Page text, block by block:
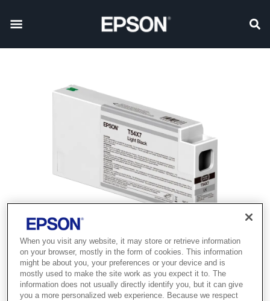
When you visit any website, it may store or retrieve information
on your browser, mostly in the form of cookies. This information
might be about you, your preferences or your device and is
mostly used to make the site work as you expect it to. The
information does not usually directly identify you, but it can give
you a more personalized web experience. Because we respect